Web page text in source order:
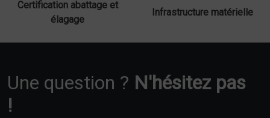
Certification abattage et
élagage
Infrastructure matérielle
Une question ? N'hésitez pas
!